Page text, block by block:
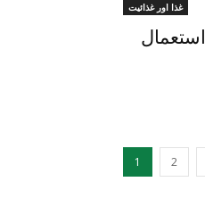
غذا اور غذائیت
1 2